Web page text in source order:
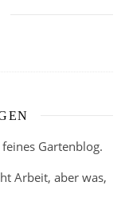
Gartenblog.
Arbeit, aber was,